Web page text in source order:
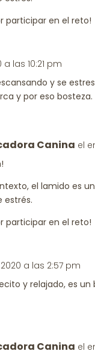
participar en el reto!
las 10:21 pm
y se
y por eso bosteza.
Canina el
el lamido es
estrés.
participar en el reto!
a las 2:57 pm
y relajado, es un
Canina el